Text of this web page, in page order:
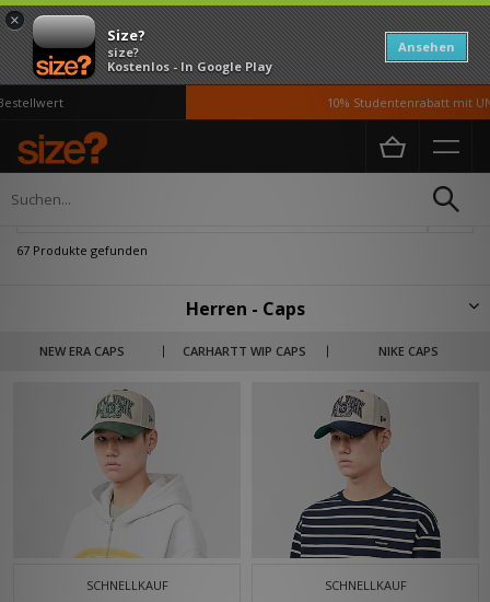
×
Size?
size?
Kostenlos - In Google Play
Ansehen
10% Studentenrabatt mit UNiDAYS*
Home Herren
67 Produkte gefunden
Herren - Caps
NEW ERA CAPS CARHARTT WIP CAPS NIKE CAPS
Ein zeitloses Accessoire, die Baseball Cap wurde erstmals in den 1950er
Jahren von New Era Gründer Ehrhardt Koch eingeführt. Entdecke die
SCHNELLKAUF SCHNELLKAUF